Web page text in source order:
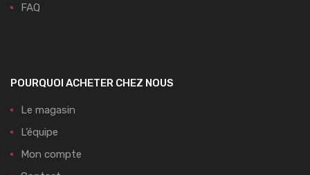
FAQ
POURQUOI ACHETER CHEZ NOUS
Le magasin
L’équipe
Mon compte